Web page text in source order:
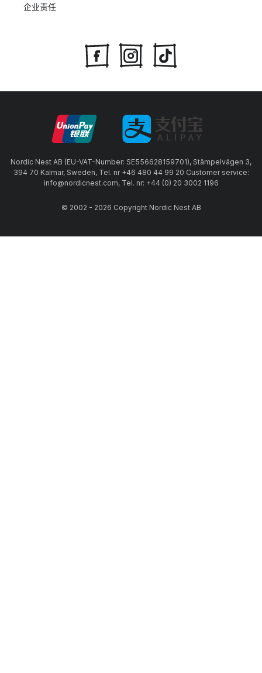
企业责任
Nordic Nest AB (EU-VAT-Number: SE556628159701), Stämpelvägen 3,
394 70 Kalmar, Sweden, Tel. nr +46 480 44 99 20 Customer service:
info@nordicnest.com, Tel. nr: +44 (0) 20 3002 1196
© 2002 - 2026 Copyright Nordic Nest AB